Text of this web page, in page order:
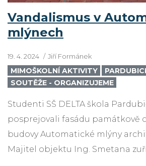
Vandalismus v
mlýnech
19. 4. 2024 Jiří Formánek
MIMOŠKOLNÍ AKTIVITY
SOUTĚŽE - ORGANIZUJEME
Studenti SŠ DELTA škola
posprejovali fasádu památkově
budovy Automatické mlýny
Majitel objektu Ing. Smetana